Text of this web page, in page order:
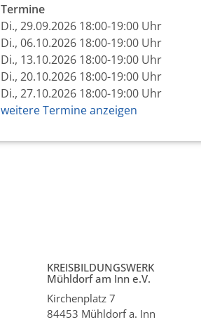
Termine
Di., 29.09.2026 18:00-19:00 Uhr
Di., 06.10.2026 18:00-19:00 Uhr
Di., 13.10.2026 18:00-19:00 Uhr
Di., 20.10.2026 18:00-19:00 Uhr
Di., 27.10.2026 18:00-19:00 Uhr
weitere Termine anzeigen
KREISBILDUNGSWERK
Mühldorf am Inn e.V.
Kirchenplatz 7
84453 Mühldorf a. Inn